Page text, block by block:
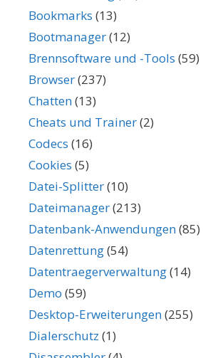
Bookmarks (13)
Bootmanager(12)
Brennsoftware und -Tools (59)
Browser(237)
Chatten(13)
Cheats und Trainer(2)
Codecs (16)
Cookies (5)
Datei-Splitter(10)
Dateimanager(213)
Datenbank-Anwendungen(85)
Datenrettung(54)
Datentraegerverwaltung(14)
Demo (59)
Desktop-Erweiterungen(255)
Dialerschutz (1)